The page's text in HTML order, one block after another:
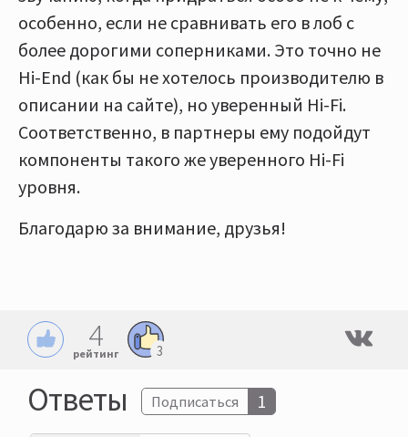
особенно, если не сравнивать его в лоб с
более дорогими соперниками. Это точно не
Hi-End (как бы не хотелось производителю в
описании на сайте), но уверенный Hi-Fi.
Соответственно, в партнеры ему подойдут
компоненты такого же уверенного Hi-Fi
уровня.
Благодарю за внимание, друзья!
4
рейтинг 3
Ответы Подписаться 1